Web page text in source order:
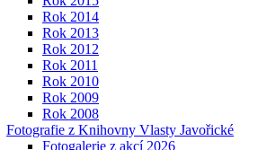
Rok 2014
Rok 2013
Rok 2012
Rok 2011
Rok 2010
Rok 2009
Rok 2008
Fotografie z Knihovny Vlasty Javořické
Fotogalerie z akcí 2026